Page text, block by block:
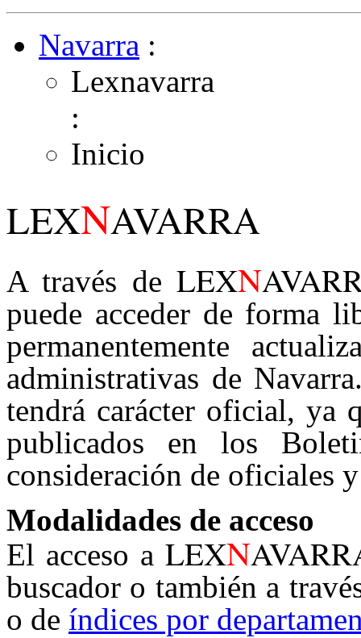
Navarra :
Lexnavarra
:
Inicio
LEXNAVARRA
A través de LEXN
puede acceder de forma
permanentemente
administrativas de
tendrá carácter oficial, ya
publicados en los
consideración de oficiales
Modalidades de acceso
El acceso aLEXN
buscador o también a
o de índices por